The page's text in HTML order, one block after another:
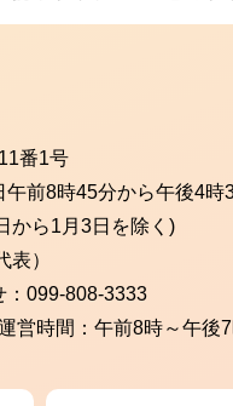
番1号
午前8時45分から午後4時
から1月3日を除く)
）
099-808-3333
営時間：午前8時～午後